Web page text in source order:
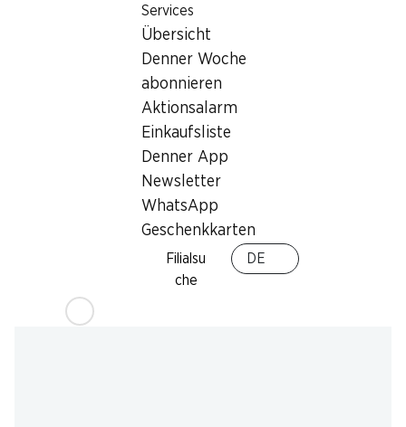
Services
Übersicht
Denner Woche
abonnieren
Aktionsalarm
Einkaufsliste
Denner App
Newsletter
WhatsApp
Geschenkkarten
Filialsu
che
DE